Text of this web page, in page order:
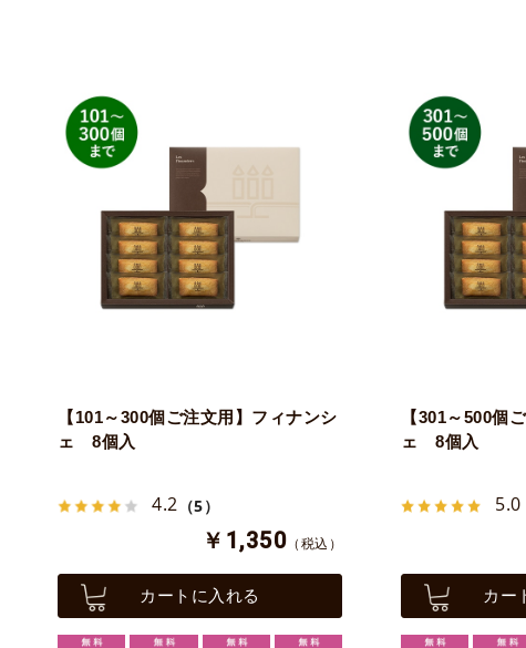
【101～300個ご注文用】フィナンシ
ェ 8個入
4.2 （5）
￥1,350 （税込）
カートに入れる
【301～500個
ェ 8個入
5.0
カー